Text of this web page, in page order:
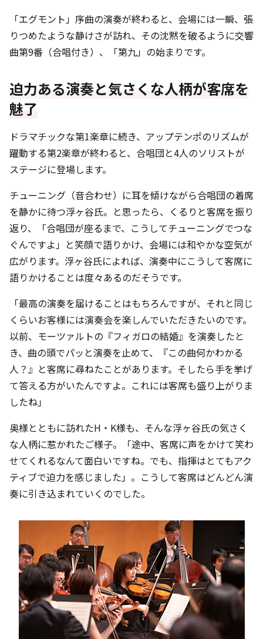
「エグモント」序曲の演奏が終わると、会場には一瞬、張
りつめたような静けさが訪れ、その沈黙を破るように交響
曲第9番（合唱付き）、「第九」の始まりです。
迫力ある演奏と気さくな人柄が客席を
魅了
ドラマチックな第1楽章に続き、アップテンポのリズムが
躍動する第2楽章が終わると、合唱団と4人のソリストが
ステージに登場します。
チューニング（音合わせ）に耳を傾けながら合唱団の着席
を静かに待つ浮ヶ谷氏。と思ったら、くるりと客席を振り
返り、「合唱団が座るまで、こうしてチューニングでつな
ぐんですよ」と笑顔で語りかけ、会場には和やかな空気が
広がります。浮ヶ谷氏によれば、演奏中にこうして客席に
語りかけることは度々あるのだそうです。
「最高の演奏を届けることはもちろんですが、それと同じ
くらいお客様には演奏会を楽しんでいただきたいのです。
以前、モーツァルトの『フィガロの結婚』を演奏したと
き、曲の頭でパッと演奏を止めて、『この曲何かわかる
人？』と客席に尋ねたことがあります。そしたら手を挙げ
て答える方がいたんですよ。これには客席も盛り上がりま
したね」
奥様とともに訪れたH・K様も、そんな浮ヶ谷氏の気さく
な人柄に惹かれたご様子。「途中、客席に声をかけて笑わ
せてくれるなんて面白いですね。でも、指揮はとてもアク
ティブで迫力を感じました」。こうして客席はどんどん演
奏に引き込まれていくのでした。